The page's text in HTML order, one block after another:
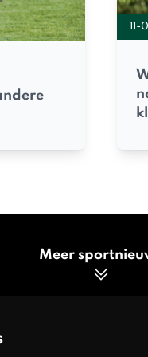
Meer